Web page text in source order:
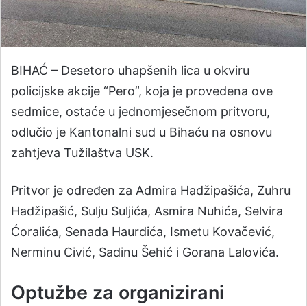
BIHAĆ – Desetoro uhapšenih lica u okviru
policijske akcije “Pero”, koja je provedena ove
sedmice, ostaće u jednomjesečnom pritvoru,
odlučio je Kantonalni sud u Bihaću na osnovu
zahtjeva Tužilaštva USK.
Pritvor je određen za Admira Hadžipašića, Zuhru
Hadžipašić, Sulju Suljića, Asmira Nuhića, Selvira
Ćoralića, Senada Haurdića, Ismetu Kovačević,
Nerminu Civić, Sadinu Šehić i Gorana Lalovića.
Optužbe za organizirani